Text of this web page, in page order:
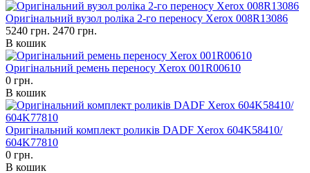
Оригінальний вузол роліка 2-го переносу Xerox 008R13086
5240 грн. 2470 грн.
В кошик
Оригінальний ремень переносу Xerox 001R00610
0 грн.
В кошик
Оригінальний комплект роликів DADF Xerox 604K58410/
604K77810
0 грн.
В кошик